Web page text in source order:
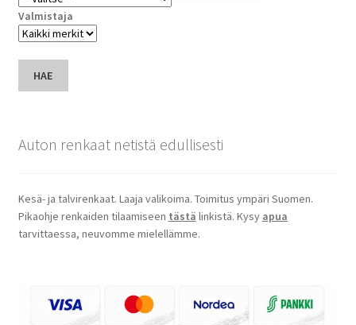
Valmistaja
HAE
Auton renkaat netistä edullisesti
Kesä- ja talvirenkaat. Laaja valikoima. Toimitus ympäri Suomen.
Pikaohje renkaiden tilaamiseen tästä linkistä. Kysy apua
tarvittaessa, neuvomme mielellämme.